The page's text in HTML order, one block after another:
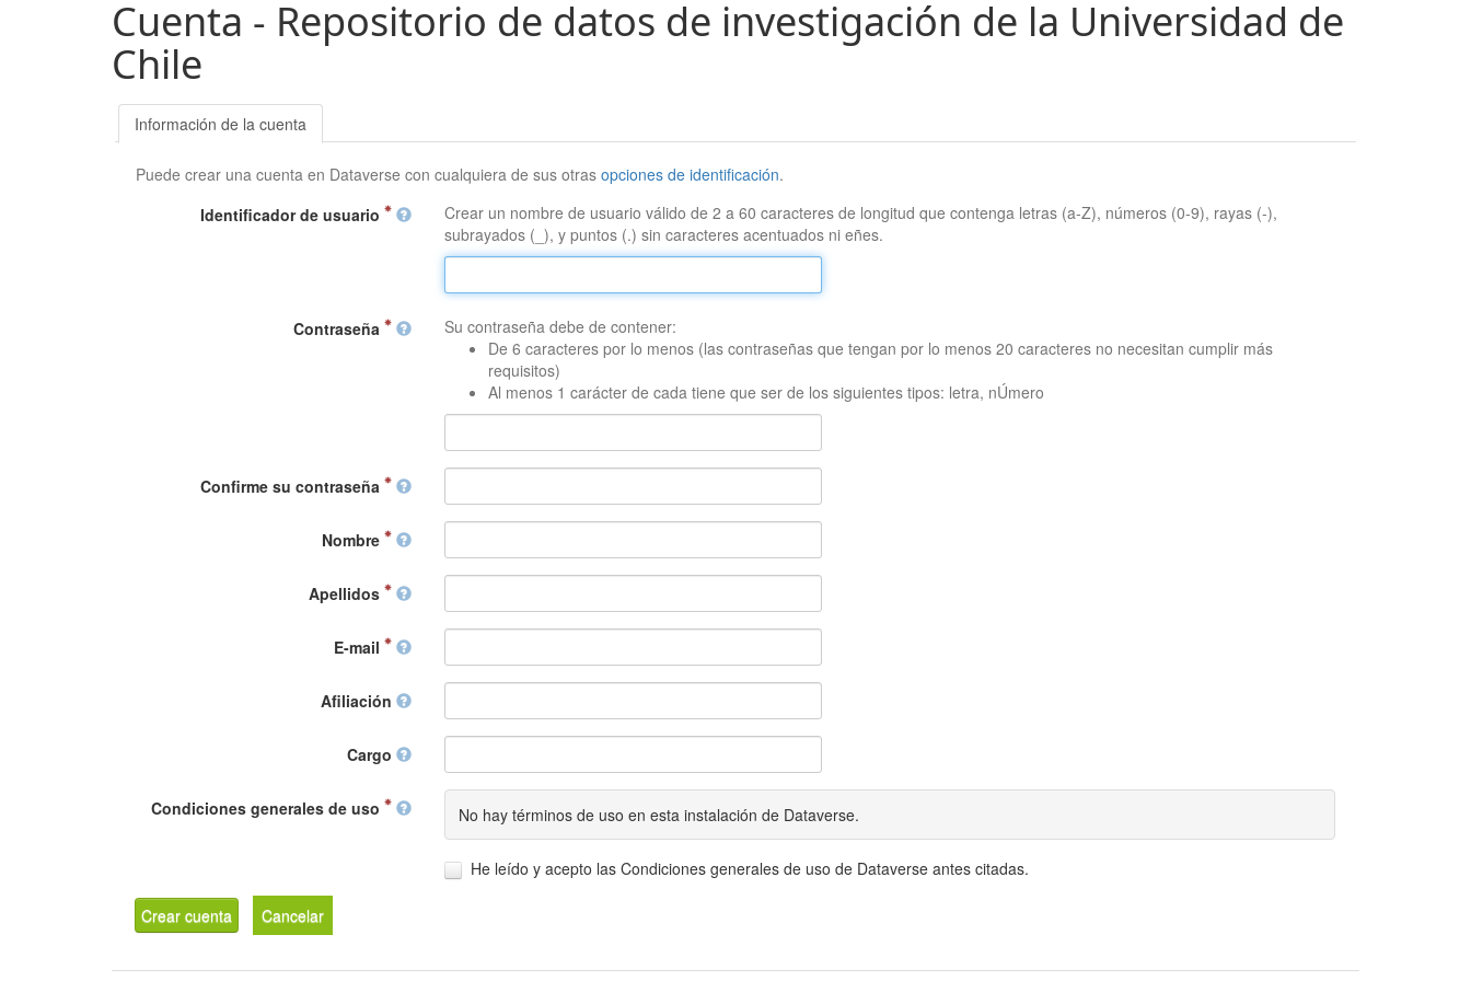
Cuenta - Repositorio de datos de investigación de la Universidad de
Chile
Información de la cuenta
Puede crear una cuenta en Dataverse con cualquiera de sus otrasopciones de identificación.
Identificador de usuario
Crear un nombre de usuario válido de 2 a 60 caracteres de longitud que contenga letras (a-Z), números (0-9), rayas (-),
subrayados (_), y puntos (.) sin caracteres acentuados ni eñes.
Contraseña
Su contraseña debe de contener:
De 6 caracteres por lo menos (las contraseñas que tengan por lo menos 20 caracteres no necesitan cumplir más
requisitos)
Al menos 1 carácter de cada tiene que ser de los siguientes tipos: letra, nÚmero
Confirme su contraseña
Nombre
Apellidos
E-mail
Afiliación
Cargo
Condiciones generales de uso No hay términos de uso en esta instalación de Dataverse.
He leído y acepto las Condiciones generales de uso de Dataverse antes citadas.
Crear cuenta Cancelar